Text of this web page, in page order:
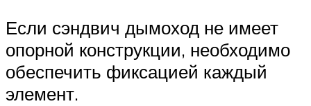
Если сэндвич дымоход не имеет
опорной конструкции, необходимо
обеспечить фиксацией каждый
элемент.